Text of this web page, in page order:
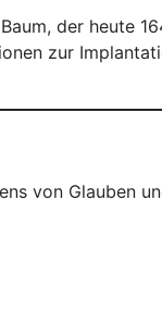
der heute
zur
von Glauben